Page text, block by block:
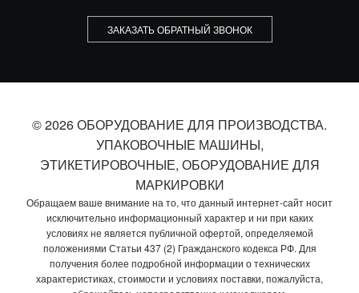
ЗАКАЗАТЬ ОБРАТНЫЙ ЗВОНОК
© 2026 ОБОРУДОВАНИЕ ДЛЯ ПРОИЗВОДСТВА.
УПАКОВОЧНЫЕ МАШИНЫ,
ЭТИКЕТИРОВОЧНЫЕ, ОБОРУДОВАНИЕ ДЛЯ
МАРКИРОВКИ
Обращаем ваше внимание на то, что данный интернет-сайт носит
исключительно информационный характер и ни при каких
условиях не является публичной офертой, определяемой
положениями Статьи 437 (2) Гражданского кодекса РФ. Для
получения более подробной информации о технических
характеристиках, стоимости и условиях поставки, пожалуйста,